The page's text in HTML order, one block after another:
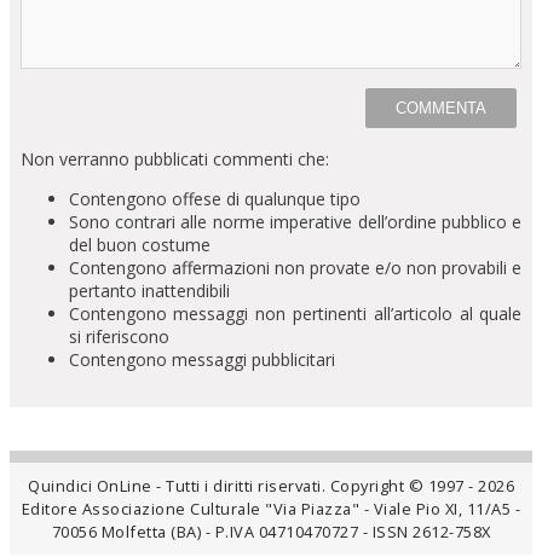
Non verranno pubblicati commenti che:
Contengono offese di qualunque tipo
Sono contrari alle norme imperative dell’ordine pubblico e
del buon costume
Contengono affermazioni non provate e/o non provabili e
pertanto inattendibili
Contengono messaggi non pertinenti all’articolo al quale
si riferiscono
Contengono messaggi pubblicitari
Quindici OnLine - Tutti i diritti riservati. Copyright © 1997 - 2026
Editore Associazione Culturale "Via Piazza" - Viale Pio XI, 11/A5 -
70056 Molfetta (BA) - P.IVA 04710470727 - ISSN 2612-758X